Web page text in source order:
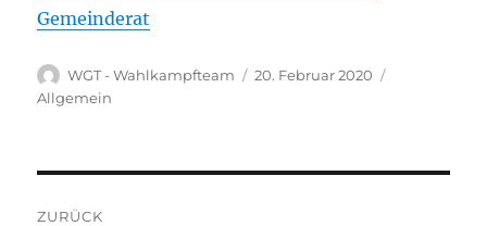
Gemeinderat
Autor
WGT - Wahlkampfteam
Veröffentlicht
20. Februar 2020
Allgemein
ZURÜCK